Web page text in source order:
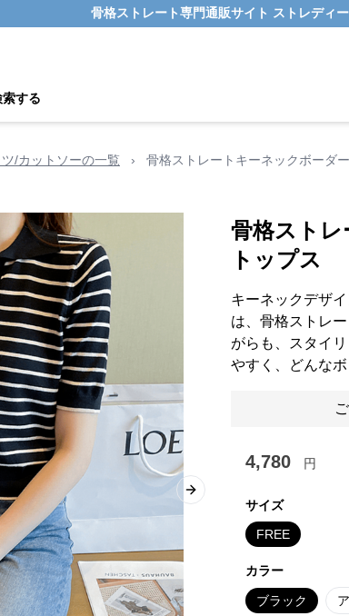
骨格ストレート専門通販サイト ストレディー
する
/カットソーの一覧 › 骨格ストレートキーネックボーダ
Next slide
骨格スト
トップス
キーネックデザ
は、骨格ストレ
がらも、スタイ
やすく、どんな
4,780 円
サイズ
FREE
カラー
ブラック